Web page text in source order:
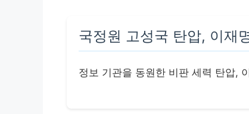
국정원 고성국 탄압, 이재
정보 기관을 동원한 비판 세력 탄압,